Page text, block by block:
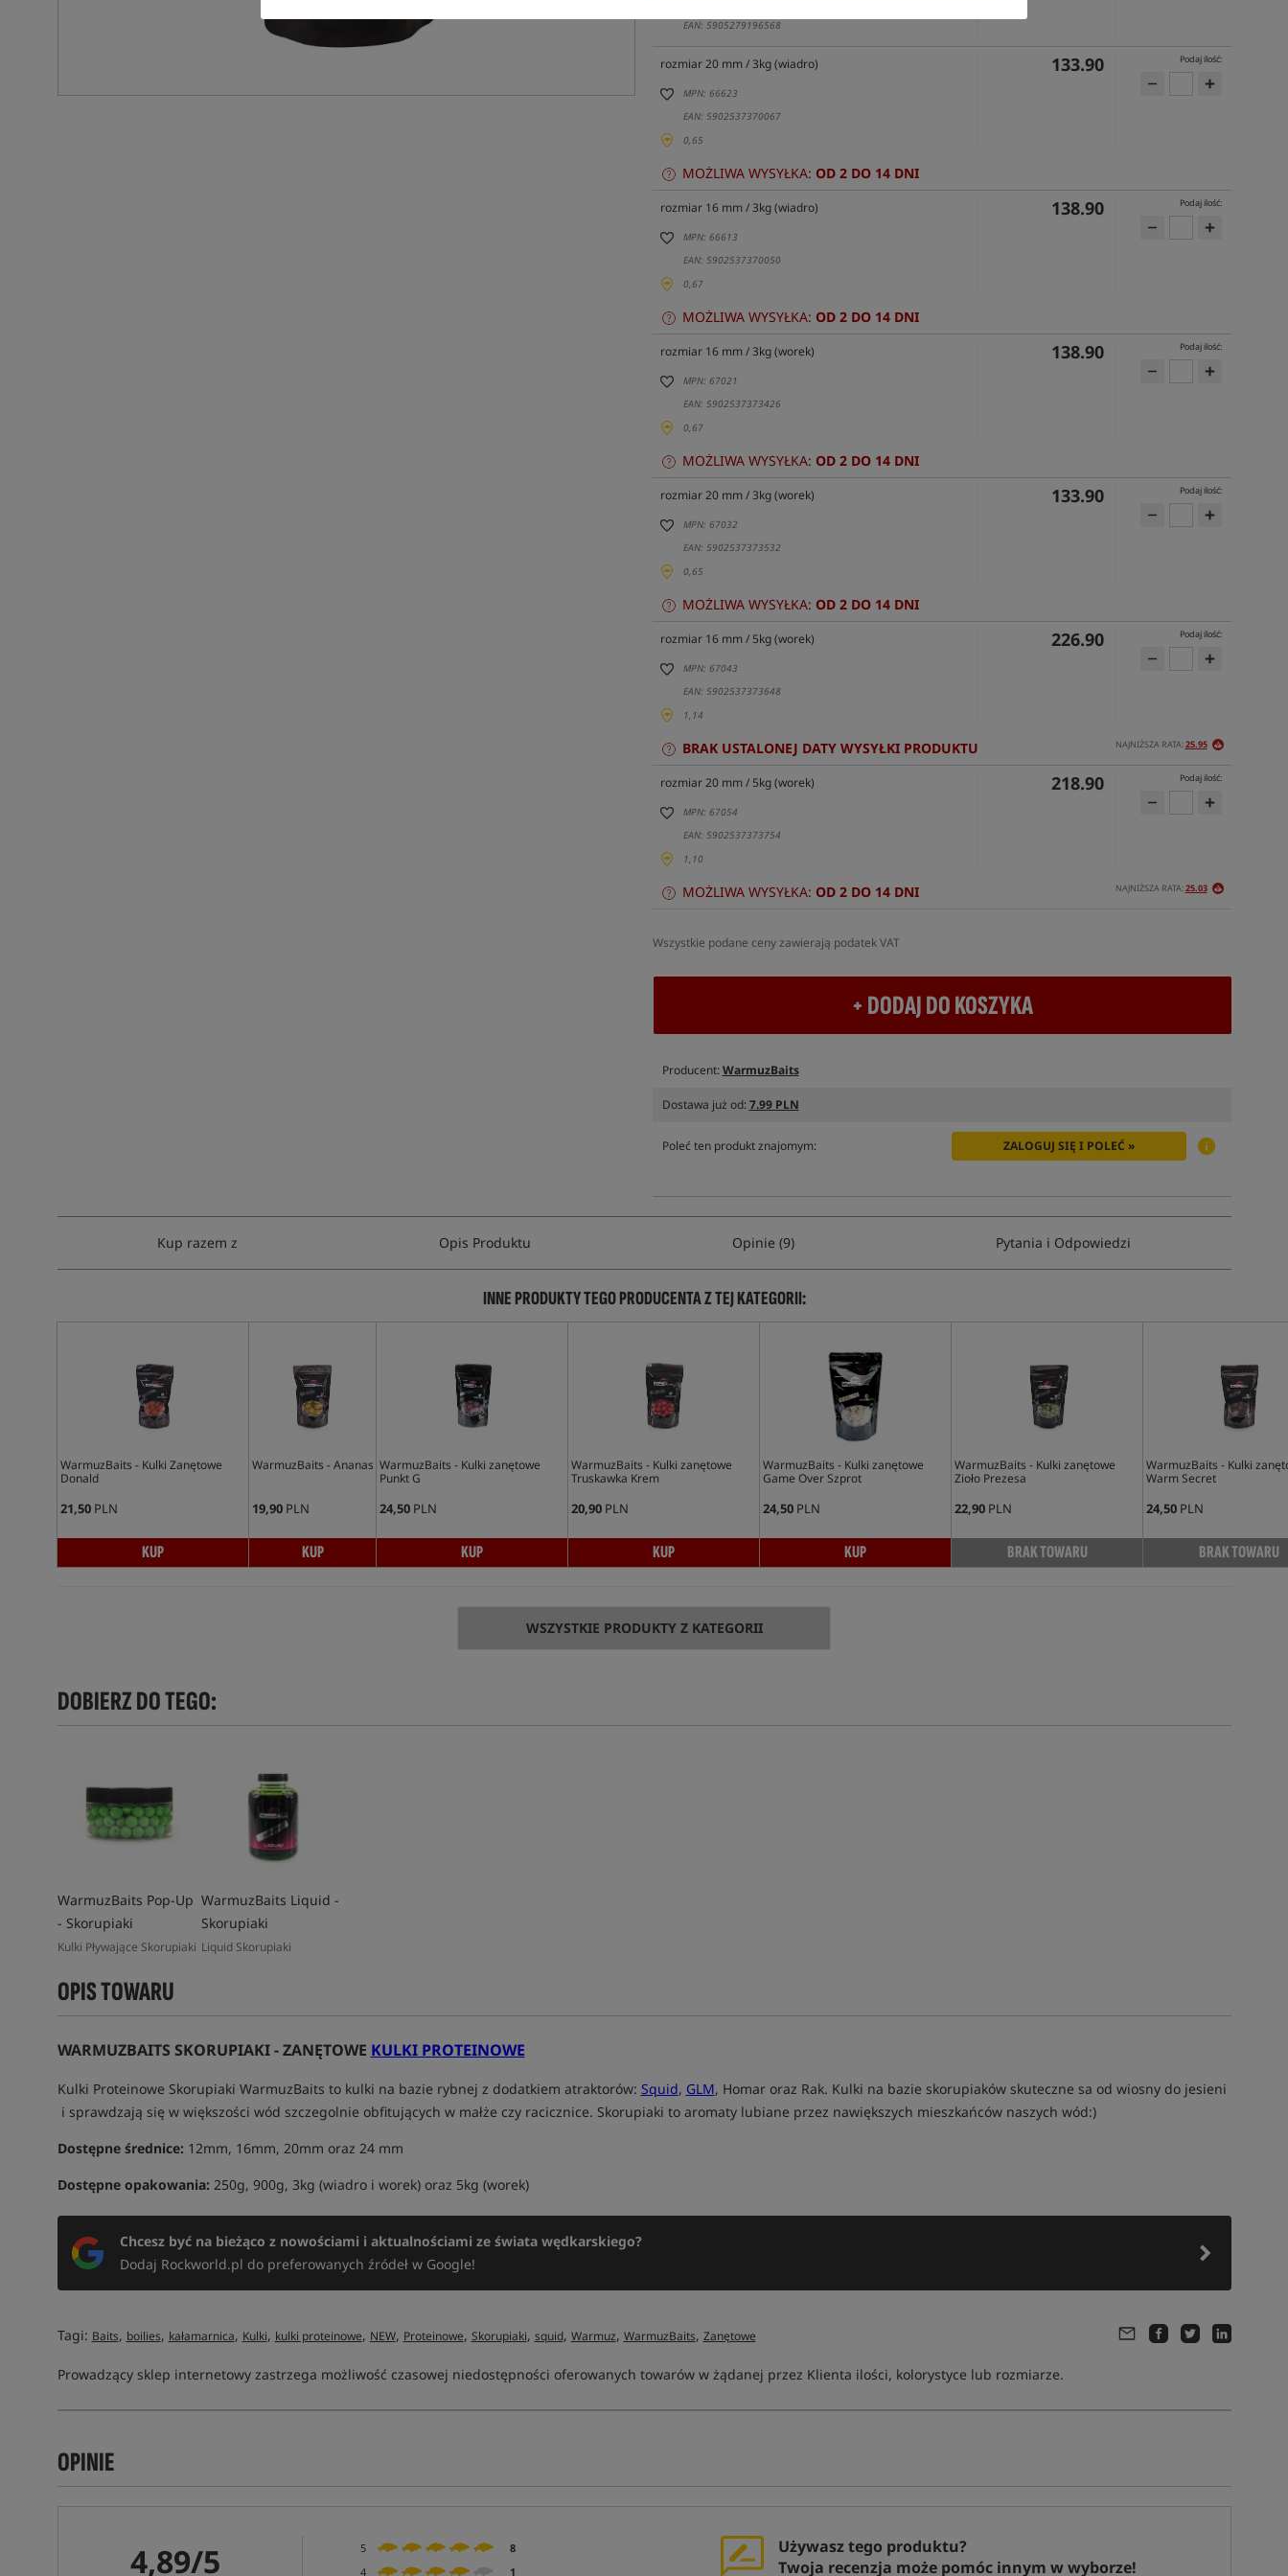
EAN: 5905279196568
rozmiar 20 mm / 3kg (wiadro)
MPN: 66623
EAN: 5902537370067
0,65
133.90 Podaj ilość:
MOŻLIWA WYSYŁKA: OD 2 DO 14 DNI
rozmiar 16 mm / 3kg (wiadro)
MPN: 66613
EAN: 5902537370050
0,67
138.90 Podaj ilość:
MOŻLIWA WYSYŁKA: OD 2 DO 14 DNI
rozmiar 16 mm / 3kg (worek)
MPN: 67021
EAN: 5902537373426
0,67
138.90 Podaj ilość:
MOŻLIWA WYSYŁKA: OD 2 DO 14 DNI
rozmiar 20 mm / 3kg (worek)
MPN: 67032
EAN: 5902537373532
0,65
133.90 Podaj ilość:
MOŻLIWA WYSYŁKA: OD 2 DO 14 DNI
rozmiar 16 mm / 5kg (worek)
MPN: 67043
EAN: 5902537373648
1,14
226.90 Podaj ilość:
NAJNIŻSZA RATA:25.95
BRAK USTALONEJ DATY WYSYŁKI PRODUKTU
rozmiar 20 mm / 5kg (worek)
MPN: 67054
EAN: 5902537373754
1,10
218.90 Podaj ilość:
NAJNIŻSZA RATA:25.03
MOŻLIWA WYSYŁKA: OD 2 DO 14 DNI
Wszystkie podane ceny zawierają podatek VAT
+ DODAJ DO KOSZYKA
Producent:WarmuzBaits
Dostawa już od:7.99 PLN
Poleć ten produkt znajomym: ZALOGUJ SIĘ I POLEĆ »
Kup razem z Opis Produktu Opinie (9) Pytania i Odpowiedzi
INNE PRODUKTY TEGO PRODUCENTA Z TEJ KATEGORII:
WarmuzBaits - Kulki Zanętowe
Donald
21,50PLN
KUP
WarmuzBaits - Ananas
19,90PLN
KUP
WarmuzBaits - Kulki zanętowe
Punkt G
24,50PLN
KUP
WarmuzBaits - Kulki zanętowe
Truskawka Krem
20,90PLN
KUP
WarmuzBaits - Kulki zanętowe
Game Over Szprot
24,50PLN
KUP
WarmuzBaits - Kulki zanętowe
Zioło Prezesa
22,90PLN
BRAK TOWARU
WarmuzBaits - Kulki
Warm Secret
24,50PLN
BRAK TOWARU
WSZYSTKIE PRODUKTY Z KATEGORII
DOBIERZ DO TEGO:
WarmuzBaits Pop-Up
- Skorupiaki
Kulki Pływające Skorupiaki
WarmuzBaits Liquid -
Skorupiaki
Liquid Skorupiaki
OPIS TOWARU
WARMUZBAITS SKORUPIAKI - ZANĘTOWE KULKI PROTEINOWE
Kulki Proteinowe Skorupiaki WarmuzBaits to kulki na bazie rybnej z dodatkiem atraktorów: Squid, GLM, Homar oraz Rak. Kulki na bazie skorupiaków skuteczne sa od wiosny do jesieni
i sprawdzają się w większości wód szczegolnie obfitujących w małże czy racicznice. Skorupiaki to aromaty lubiane przez nawiększych mieszkańców naszych wód:)
Dostępne średnice: 12mm, 16mm, 20mm oraz 24 mm
Dostępne opakowania: 250g, 900g, 3kg (wiadro i worek) oraz 5kg (worek)
Chcesz być na bieżąco z nowościami i aktualnościami ze świata wędkarskiego?
Dodaj Rockworld.pl do preferowanych źródeł w Google!
Tagi: Baits, boilies, kałamarnica, Kulki, kulki proteinowe, NEW, Proteinowe, Skorupiaki, squid, Warmuz, WarmuzBaits, Zanętowe
Prowadzący sklep internetowy zastrzega możliwość czasowej niedostępności oferowanych towarów w żądanej przez Klienta ilości, kolorystyce lub rozmiarze.
OPINIE
4,89/5 5
8
4
1
Używasz tego produktu?
Twoja recenzja może pomóc innym w wyborze!